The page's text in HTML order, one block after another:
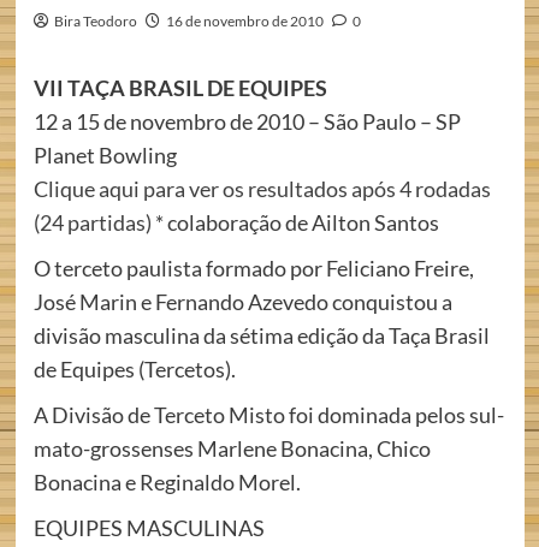
Bira Teodoro 16 de novembro de 2010 0
VII TAÇA BRASIL DE EQUIPES
12 a 15 de novembro de 2010 – São Paulo – SP
Planet Bowling
Clique aqui para ver os resultados após 4 rodadas
(24 partidas) * colaboração de Ailton Santos
O terceto paulista formado por Feliciano Freire,
José Marin e Fernando Azevedo conquistou a
divisão masculina da sétima edição da Taça Brasil
de Equipes (Tercetos).
A Divisão de Terceto Misto foi dominada pelos sul-
mato-grossenses Marlene Bonacina, Chico
Bonacina e Reginaldo Morel.
EQUIPES MASCULINAS